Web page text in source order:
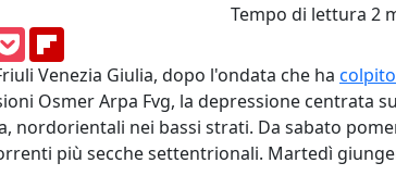
Pocket
Tempo di lettura 2
Venezia Giulia, dopo l'ondata che ha
Osmer Arpa Fvg, la depressione centrata
nordorientali nei bassi strati. Da sabato
più secche settentrionali. Martedì